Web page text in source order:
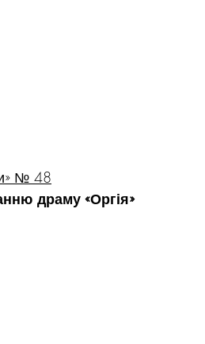
№ 48
драму «Оргія»